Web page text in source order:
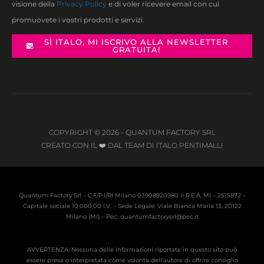
visione della Privacy Policy e di voler ricevere email con cui
promuovete i vostri prodotti e servizi.
SÌ ITALO, MI ISCRIVO ALLA NEWSLETTER
GRATUITA!
COPYRIGHT © 2026 - QUANTUM FACTORY SRL
CREATO CON IL ❤️ DAL TEAM DI ITALO PENTIMALLI
Quantum Factory Srl – C.F/P.I/RI Milano 03908920980 il R.E.A. MI – 2515872 –
Capitale sociale 10.000,00 I.V. – Sede Legale: Viale Bianca Maria 13, 20122
Milano (MI) – Pec: quantumfactorysrl@pec.it
AVVERTENZA: Nessuna delle informazioni riportate in questo sito può
essere presa o interpretata come volontà dell’autore di offrire consiglio